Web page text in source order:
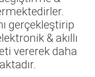
gerçekleştirip
& akıllı
vererek daha